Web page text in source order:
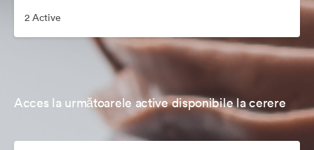
2 Active
Acces la următoarele active disponibile la cerere